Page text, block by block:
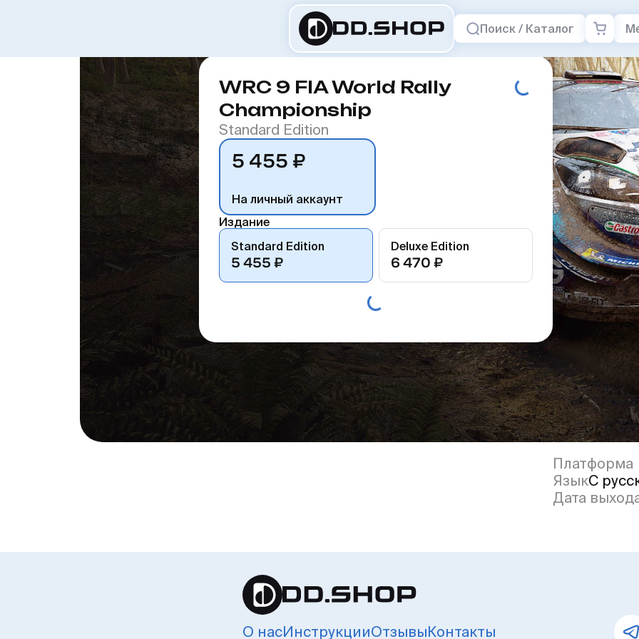
Поиск / Каталог
WRC 9 FIA World Rally
Championship
Standard Edition
5 455 ₽
На личный аккаунт
Издание
Standard Edition
5 455 ₽
Deluxe Edition
6 470 ₽
Платформа
ЯзыкС
Дата
О насИнструкцииОтзывыКонтакты